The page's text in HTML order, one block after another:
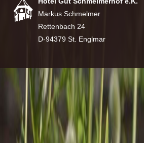
Markus Schmelmer
Rettenbach 24
D-94379 St. Englmar